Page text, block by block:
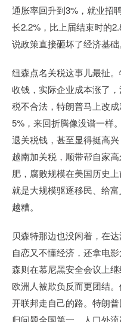
通胀率回升到3%，就业招
长2.2%，比上届结束时的
说政策直接砸坏了经济基础
纽森点名关税这事儿最扯
收钱，实际企业成本涨了
税不合法，特朗普马上改
5%，来回折腾像没谱一样
退关税钱，甚至显得挺高
越南加关税，顺带帮自家
肥，腐败规模在美国历史
就是大规模驱逐移民、给
越糟。
贝森特那边也没闲着，在
自恋又不懂经济，还拿电
森则在慕尼黑安全会议上
欧洲人被欺负反而更团结
开联邦走自己的路。特朗
归问题全国第一，人口外